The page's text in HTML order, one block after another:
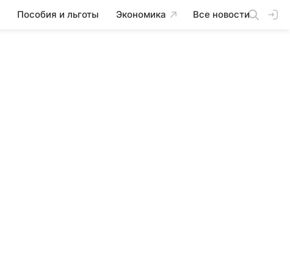
Пособия и льготы Экономика Все новости